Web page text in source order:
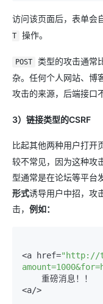
访问该页面后，表单会
T
操作。
POST 类型的攻击通常
杂。任何个人网站、博
攻击的来源，后端接口
3）链接类型的CSRF
比起其他两种用户打开
较不常见，因为这种攻
型通常是在论坛等平台
形式诱导用户中招，攻
击， 例如：
<a href="http://